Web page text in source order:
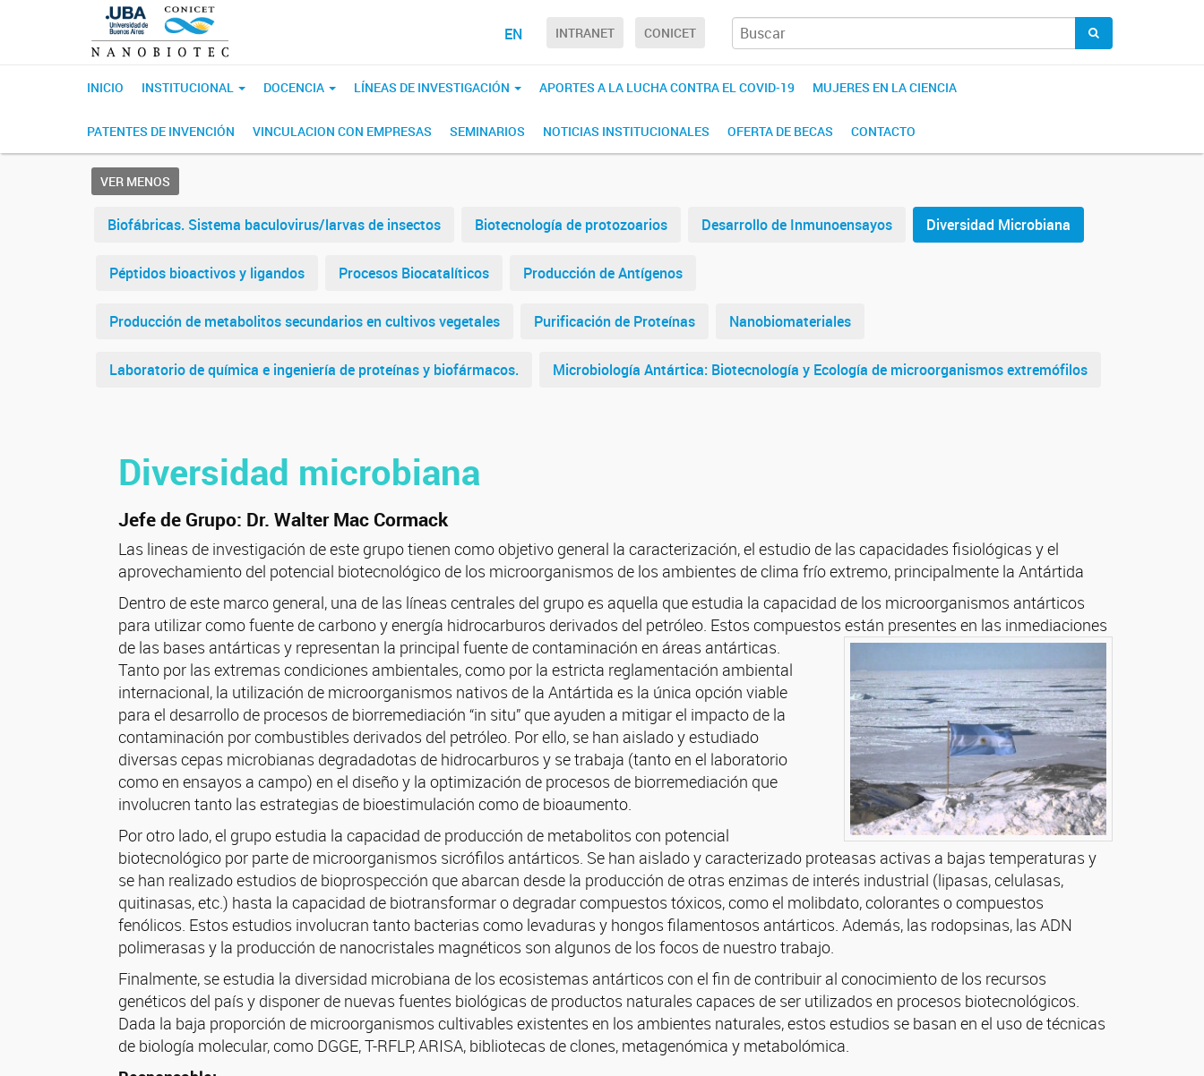
EN INTRANET CONICET
INICIO INSTITUCIONAL DOCENCIA LÍNEAS DE INVESTIGACIÓN APORTES A LA LUCHA CONTRA EL COVID-19 MUJERES EN LA CIENCIA
PATENTES DE INVENCIÓN VINCULACION CON EMPRESAS SEMINARIOS NOTICIAS INSTITUCIONALES OFERTA DE BECAS CONTACTO
VER MENOS
Biofábricas. Sistema baculovirus/larvas de insectos Biotecnología de protozoarios Desarrollo de Inmunoensayos Diversidad Microbiana
Péptidos bioactivos y ligandos Procesos Biocatalíticos Producción de Antígenos
Producción de metabolitos secundarios en cultivos vegetales Purificación de Proteínas Nanobiomateriales
Laboratorio de química e ingeniería de proteínas y biofármacos. Microbiología Antártica: Biotecnología y Ecología de microorganismos extremófilos
Diversidad microbiana
Jefe de Grupo: Dr. Walter Mac Cormack
Las lineas de investigación de este grupo tienen como objetivo general la caracterización, el estudio de las capacidades fisiológicas y el
aprovechamiento del potencial biotecnológico de los microorganismos de los ambientes de clima frío extremo, principalmente la Antártida
Dentro de este marco general, una de las líneas centrales del grupo es aquella que estudia la capacidad de los microorganismos antárticos
para utilizar como fuente de carbono y energía hidrocarburos derivados del petróleo. Estos compuestos están presentes en las inmediaciones
de las bases antárticas y representan la principal fuente de contaminación en áreas antárticas.
Tanto por las extremas condiciones ambientales, como por la estricta reglamentación ambiental
internacional, la utilización de microorganismos nativos de la Antártida es la única opción viable
para el desarrollo de procesos de biorremediación “in situ” que ayuden a mitigar el impacto de la
contaminación por combustibles derivados del petróleo. Por ello, se han aislado y estudiado
diversas cepas microbianas degradadotas de hidrocarburos y se trabaja (tanto en el laboratorio
como en ensayos a campo) en el diseño y la optimización de procesos de biorremediación que
involucren tanto las estrategias de bioestimulación como de bioaumento.
Por otro lado, el grupo estudia la capacidad de producción de metabolitos con potencial
biotecnológico por parte de microorganismos sicrófilos antárticos. Se han aislado y caracterizado proteasas activas a bajas temperaturas y
se han realizado estudios de bioprospección que abarcan desde la producción de otras enzimas de interés industrial (lipasas, celulasas,
quitinasas, etc.) hasta la capacidad de biotransformar o degradar compuestos tóxicos, como el molibdato, colorantes o compuestos
fenólicos. Estos estudios involucran tanto bacterias como levaduras y hongos filamentosos antárticos. Además, las rodopsinas, las ADN
polimerasas y la producción de nanocristales magnéticos son algunos de los focos de nuestro trabajo.
Finalmente, se estudia la diversidad microbiana de los ecosistemas antárticos con el fin de contribuir al conocimiento de los recursos
genéticos del país y disponer de nuevas fuentes biológicas de productos naturales capaces de ser utilizados en procesos biotecnológicos.
Dada la baja proporción de microorganismos cultivables existentes en los ambientes naturales, estos estudios se basan en el uso de técnicas
de biología molecular, como DGGE, T-RFLP, ARISA, bibliotecas de clones, metagenómica y metabolómica.